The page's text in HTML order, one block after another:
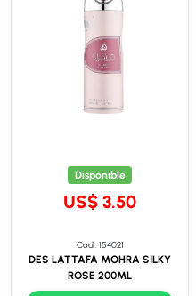
Disponible
US$ 3.50
Cod.: 154021
DES LATTAFA MOHRA SILKY
ROSE 200ML